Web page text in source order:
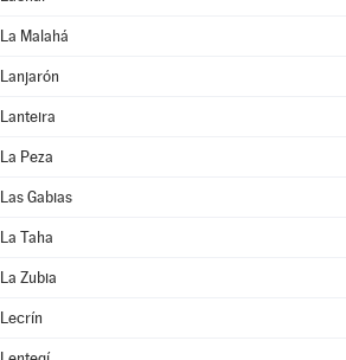
La Malahá
Lanjarón
Lanteira
La Peza
Las Gabias
La Taha
La Zubia
Lecrín